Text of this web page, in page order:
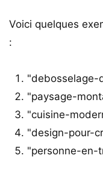
Voici quelques
:
"debosselage-
"paysage-
"cuisine-
"design-pour-
"personne-en-